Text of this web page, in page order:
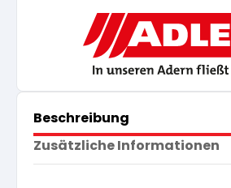
Beschreibung
Zusätzliche Informationen